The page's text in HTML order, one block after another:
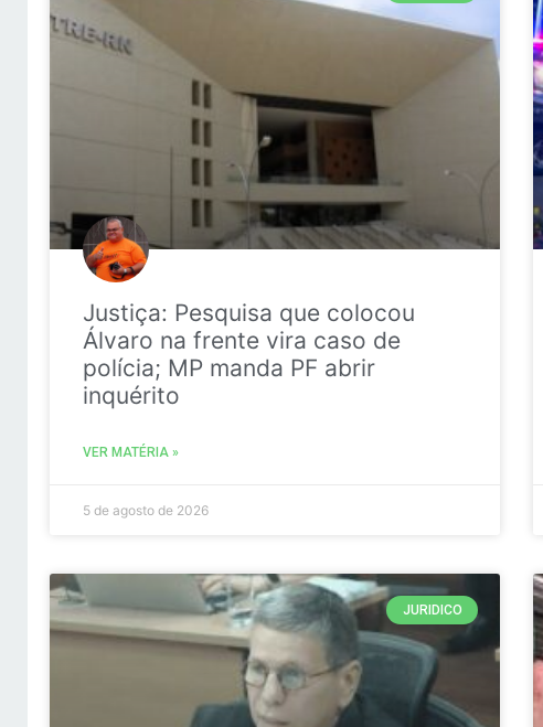
Justiça: Pesquisa que colocou
Álvaro na frente vira caso de
polícia; MP manda PF abrir
inquérito
VER MATÉRIA »
5 de agosto de 2026
JURIDICO